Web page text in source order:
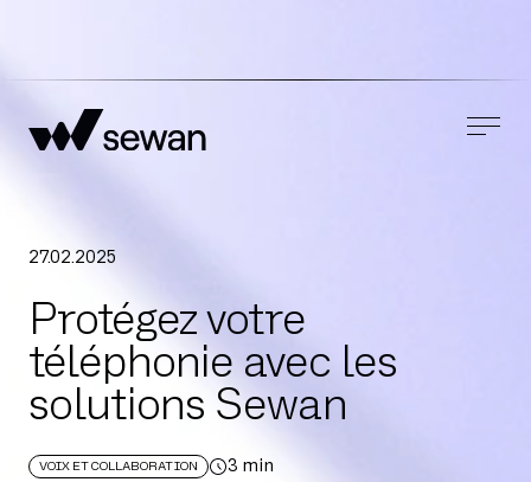
27.02.2025
Protégez votre
téléphonie avec les
solutions Sewan
VOIX ET COLLABORATION 3 min